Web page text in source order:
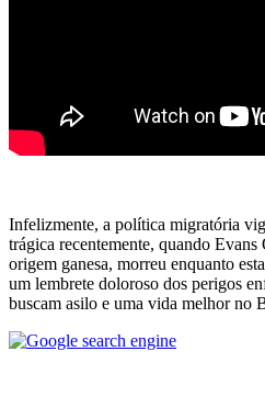
Infelizmente, a política migratória
trágica recentemente, quando
origem ganesa, morreu enquanto
um lembrete doloroso dos perigos
buscam asilo e uma vida melhor no